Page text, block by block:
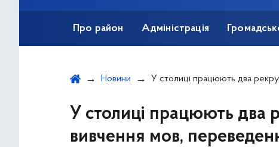
Про район Адміністрація
Новини У столиці працюють два рекрутингові центри: вища освіта, вивчення мов, переведення на «бюджет» та
У столиці працюють два
вивчення мов,